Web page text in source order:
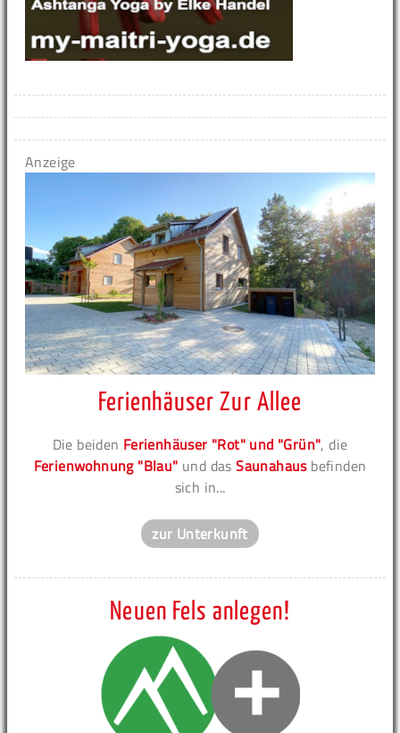
Anzeige
Ferienhäuser Zur Allee
Die beiden Ferienhäuser "Rot" und "Grün", die
Ferienwohnung "Blau" und dasSaunahausbefinden
sich in...
zur Unterkunft
Neuen Fels anlegen!